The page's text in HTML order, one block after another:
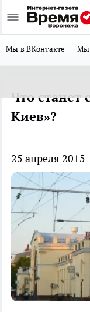
Мы в ВКонтакте Мы
Что станет
Киев»?
25 апреля 2015